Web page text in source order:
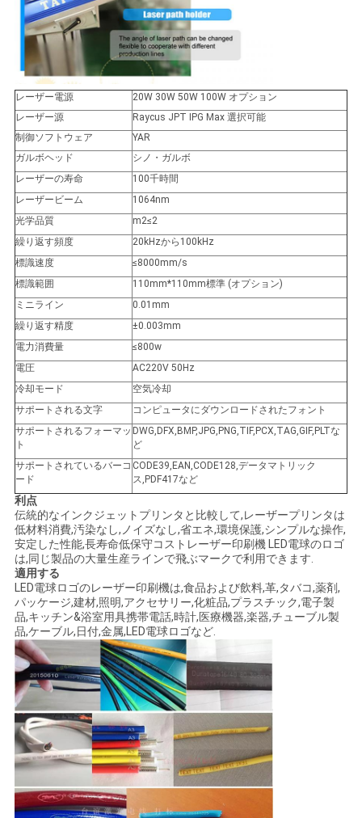
レーザー電源
20W 30W 50W 100W オプション
レーザー源
Raycus JPT IPG Max 選択可能
制御ソフトウェア
YAR
ガルボヘッド
シノ・ガルボ
レーザーの寿命
100千時間
レーザービーム
1064nm
光学品質
m2≤2
繰り返す頻度
20kHzから100kHz
標識速度
≤8000mm/s
標識範囲
110mm*110mm標準 (オプション)
ミニライン
0.01mm
繰り返す精度
±0.003mm
電力消費量
≤800w
電圧
AC220V 50Hz
冷却モード
空気冷却
サポートされる文字
コンピュータにダウンロードされたフォント
サポートされるフォーマッ
ト
DWG,DFX,BMP,JPG,PNG,TIF,PCX,TAG,GIF,PLTな
ど
サポートされているバーコ
ード
CODE39,EAN,CODE128,データマトリック
ス,PDF417など
利点
伝統的なインクジェットプリンタと比較して,レーザープリンタは
低材料消費,汚染なし,ノイズなし,省エネ,環境保護,シンプルな操作,
安定した性能,長寿命低保守コストレーザー印刷機 LED電球のロゴ
は,同じ製品の大量生産ラインで飛ぶマークで利用できます.
適用する
LED電球ロゴのレーザー印刷機は,食品および飲料,革,タバコ,薬剤,
パッケージ,建材,照明,アクセサリー,化粧品,プラスチック,電子製
品,キッチン&浴室用具携帯電話,時計,医療機器,楽器,チューブル製
品,ケーブル,日付,金属,LED電球ロゴなど.